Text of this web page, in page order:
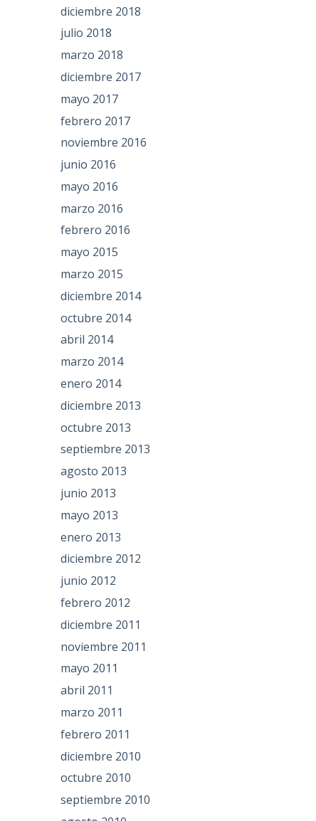
diciembre 2018
julio 2018
marzo 2018
diciembre 2017
mayo 2017
febrero 2017
noviembre 2016
junio 2016
mayo 2016
marzo 2016
febrero 2016
mayo 2015
marzo 2015
diciembre 2014
octubre 2014
abril 2014
marzo 2014
enero 2014
diciembre 2013
octubre 2013
septiembre 2013
agosto 2013
junio 2013
mayo 2013
enero 2013
diciembre 2012
junio 2012
febrero 2012
diciembre 2011
noviembre 2011
mayo 2011
abril 2011
marzo 2011
febrero 2011
diciembre 2010
octubre 2010
septiembre 2010